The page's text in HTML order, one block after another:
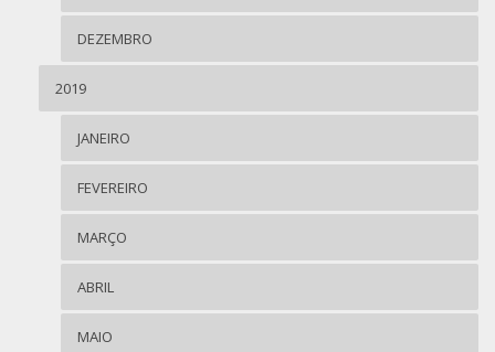
DEZEMBRO
2019
JANEIRO
FEVEREIRO
MARÇO
ABRIL
MAIO